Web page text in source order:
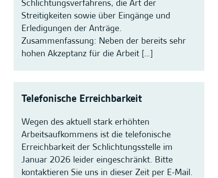
Schlichtungsverfahrens, die Art der
Streitigkeiten sowie über Eingänge und
Erledigungen der Anträge.
Zusammenfassung: Neben der bereits sehr
hohen Akzeptanz für die Arbeit […]
Telefonische Erreichbarkeit
Wegen des aktuell stark erhöhten
Arbeitsaufkommens ist die telefonische
Erreichbarkeit der Schlichtungsstelle im
Januar 2026 leider eingeschränkt. Bitte
kontaktieren Sie uns in dieser Zeit per E-Mail.